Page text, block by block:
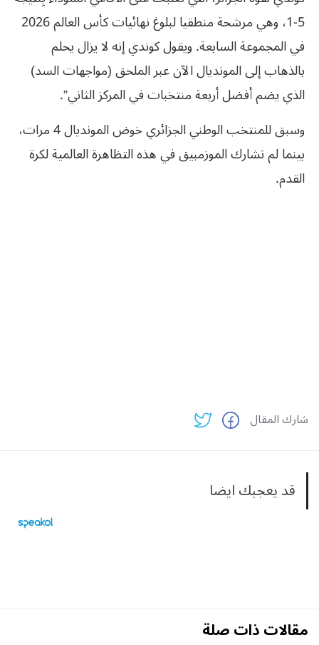
5-1، وهي مرشحة منطقيا لبلوغ نهائيات كأس العالم 2026
في المجموعة السابعة. ويقول كوندي إنه لا يزال يحلم
بالذهاب إلى المونديال الآن عبر الملحق (مواجهات السد)
الذي يضم أفضل أربعة منتخبات في المركز الثاني”.
وسبق للمنتخب الوطني الجزائري خوض المونديال 4 مرات،
بينما لم تشارك الموزمبيق في هذه التظاهرة العالمية لكرة
القدم.
شارك المقال
قد يعجبك ايضا
مقالات ذات صلة